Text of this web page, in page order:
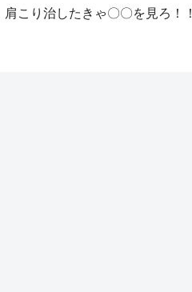
肩こり治したきゃ〇〇を見ろ！！